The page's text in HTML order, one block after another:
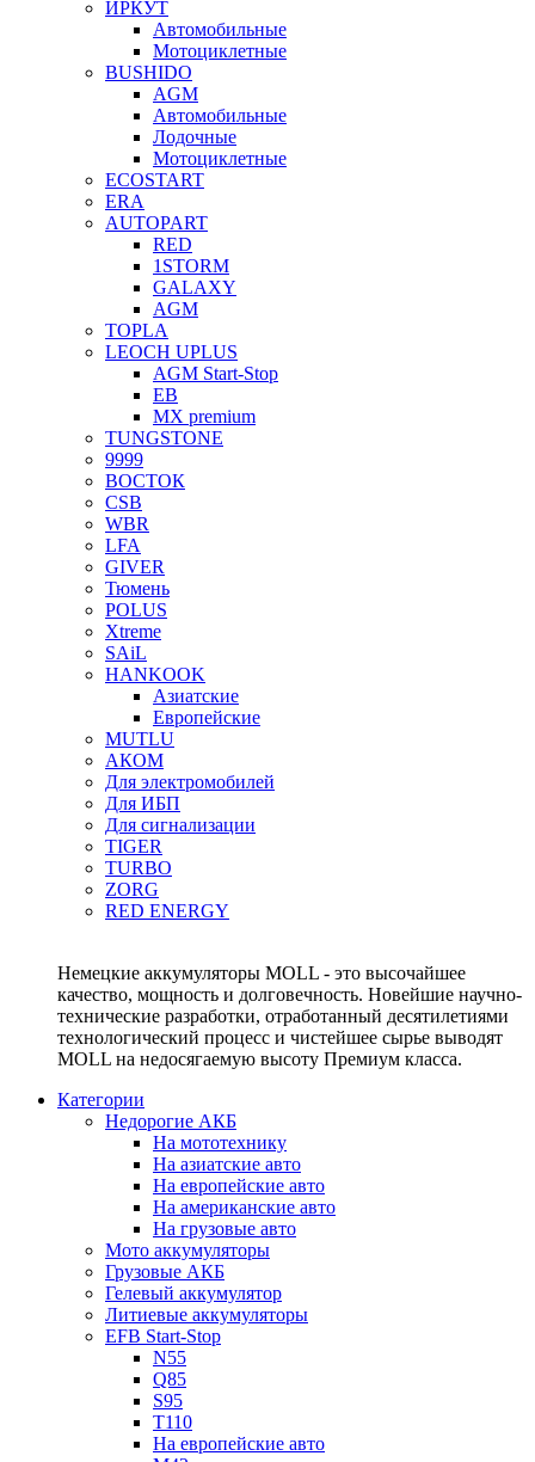
ИРКУТ
Автомобильные
Мотоциклетные
BUSHIDO
AGM
Автомобильные
Лодочные
Мотоциклетные
ECOSTART
ERA
AUTOPART
RED
1STORM
GALAXY
AGM
TOPLA
LEOCH UPLUS
AGM Start-Stop
EB
MX premium
TUNGSTONE
9999
ВОСТОК
CSB
WBR
LFA
GIVER
Тюмень
POLUS
Xtreme
SAiL
HANKOOK
Азиатские
Европейские
MUTLU
АКОМ
Для электромобилей
Для ИБП
Для сигнализации
TIGER
TURBO
ZORG
RED ENERGY
Немецкие аккумуляторы MOLL - это высочайшее
качество, мощность и долговечность. Новейшие научно-
технические разработки, отработанный десятилетиями
технологический процесс и чистейшее сырье выводят
MOLL на недосягаемую высоту Премиум класса.
Категории
Недорогие АКБ
На мототехнику
На азиатские авто
На европейские авто
На американские авто
На грузовые авто
Мото аккумуляторы
Грузовые АКБ
Гелевый аккумулятор
Литиевые аккумуляторы
EFB Start-Stop
N55
Q85
S95
T110
На европейские авто